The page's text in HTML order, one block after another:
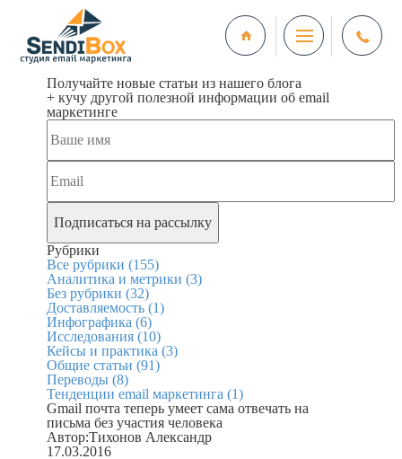
Получайте новые статьи из нашего блога
+ кучу другой полезной информации об email
маркетинге
Рубрики
Все рубрики (155)
Аналитика и метрики (3)
Без рубрики (32)
Доставляемость (1)
Инфографика (6)
Исследования (10)
Кейсы и практика (3)
Общие статьи (91)
Переводы (8)
Тенденции email маркетинга (1)
Gmail почта теперь умеет сама отвечать на
письма без участия человека
Автор:Тихонов Александр
17.03.2016